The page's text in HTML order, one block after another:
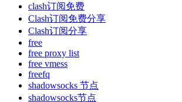
clash订阅免费
Clash订阅免费分享
Clash订阅分享
free
free proxy list
free vmess
freefq
shadowsocks 节点
shadowsocks节点